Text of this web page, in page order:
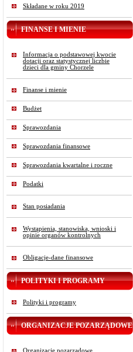
Składane w roku 2019
FINANSE I MIENIE
Informacja o podstawowej kwocie
dotacji oraz statystycznej liczbie
dzieci dla gminy Chorzele
Finanse i mienie
Budżet
Sprawozdania
Sprawozdania finansowe
Sprawozdania kwartalne i roczne
Podatki
Stan posiadania
Wystąpienia, stanowiska, wnioski i
opinie organów kontrolnych
Obligacje-dane finansowe
POLITYKI I PROGRAMY
Polityki i programy
ORGANIZACJE POZARZĄDOWE
Organizacje pozarządowe